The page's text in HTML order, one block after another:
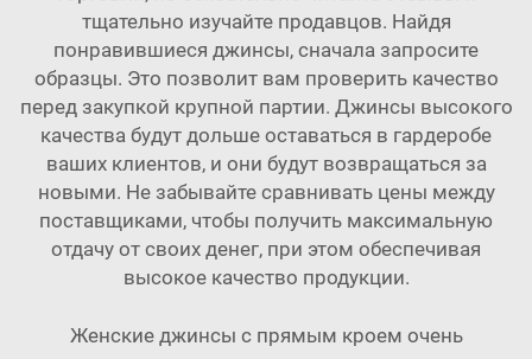
тщательно изучайте продавцов. Найдя
понравившиеся джинсы, сначала запросите
образцы. Это позволит вам проверить качество
перед закупкой крупной партии. Джинсы высокого
качества будут дольше оставаться в гардеробе
ваших клиентов, и они будут возвращаться за
новыми. Не забывайте сравнивать цены между
поставщиками, чтобы получить максимальную
отдачу от своих денег, при этом обеспечивая
высокое качество продукции.
Женские джинсы с прямым кроем очень